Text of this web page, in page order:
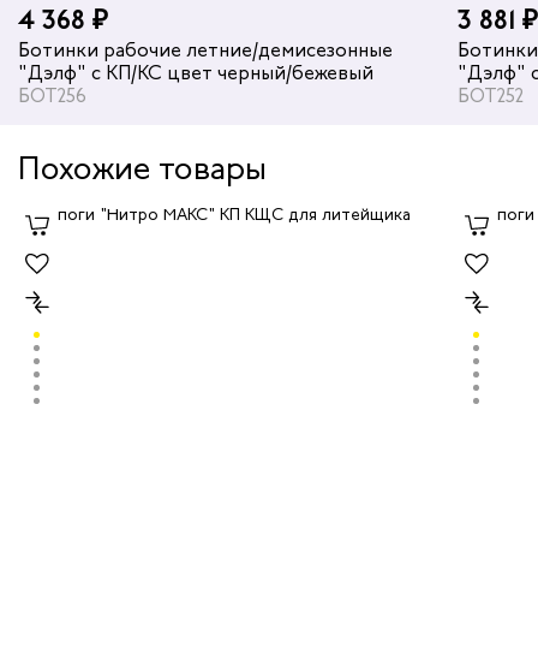
4 368 ₽
Ботинки рабочие летние/демисезонные
"Дэлф" с КП/КС цвет черный/бежевый
БОТ256
3 881 ₽
"Дэлф"
БОТ252
Похожие товары